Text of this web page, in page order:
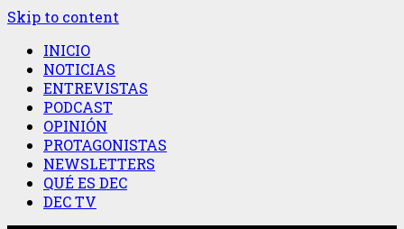
Skip to content
INICIO
NOTICIAS
ENTREVISTAS
PODCAST
OPINIÓN
PROTAGONISTAS
NEWSLETTERS
QUÉ ES DEC
DEC TV